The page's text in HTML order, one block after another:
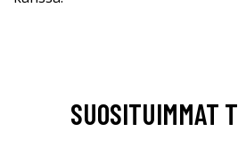
SUOSITUIMMAT